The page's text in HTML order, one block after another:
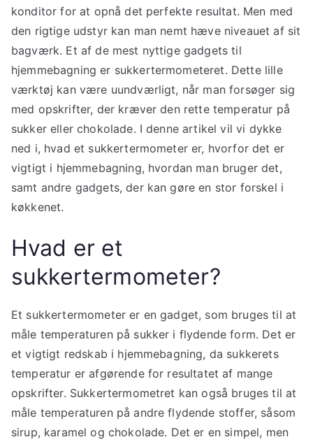
konditor for at opnå det perfekte resultat. Men med
den rigtige udstyr kan man nemt hæve niveauet af sit
bagværk. Et af de mest nyttige gadgets til
hjemmebagning er sukkertermometeret. Dette lille
værktøj kan være uundværligt, når man forsøger sig
med opskrifter, der kræver den rette temperatur på
sukker eller chokolade. I denne artikel vil vi dykke
ned i, hvad et sukkertermometer er, hvorfor det er
vigtigt i hjemmebagning, hvordan man bruger det,
samt andre gadgets, der kan gøre en stor forskel i
køkkenet.
Hvad er et
sukkertermometer?
Et sukkertermometer er en gadget, som bruges til at
måle temperaturen på sukker i flydende form. Det er
et vigtigt redskab i hjemmebagning, da sukkerets
temperatur er afgørende for resultatet af mange
opskrifter. Sukkertermometret kan også bruges til at
måle temperaturen på andre flydende stoffer, såsom
sirup, karamel og chokolade. Det er en simpel, men